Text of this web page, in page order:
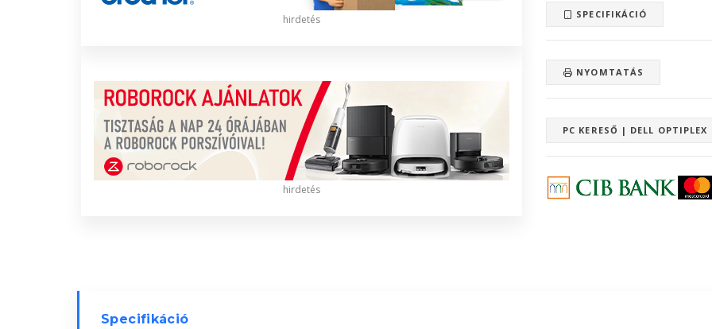
hirdetés
hirdetés
SPECIFIKÁCIÓ
NYOMTATÁS
PC KERESŐ | DELL
Specifikáció